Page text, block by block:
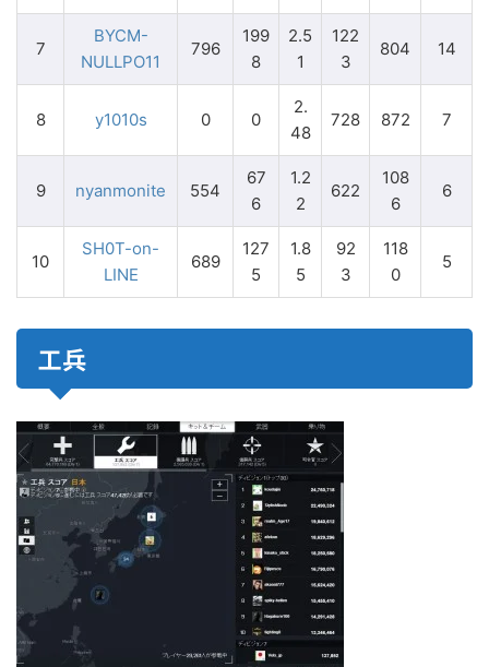
7
BYCM-
NULLPO11
796
199
8
2.5
1
122
3
804 14
8 y1010s 0 0
2.
48
728 872 7
9 nyanmonite 554
67
6
1.2
2
622
108
6
6
10
SH0T-on-
LINE
689
127
5
1.8
5
92
3
118
0
5
工兵